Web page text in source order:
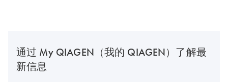
通过 My QIAGEN（我的 QIAGEN）了解最
新信息